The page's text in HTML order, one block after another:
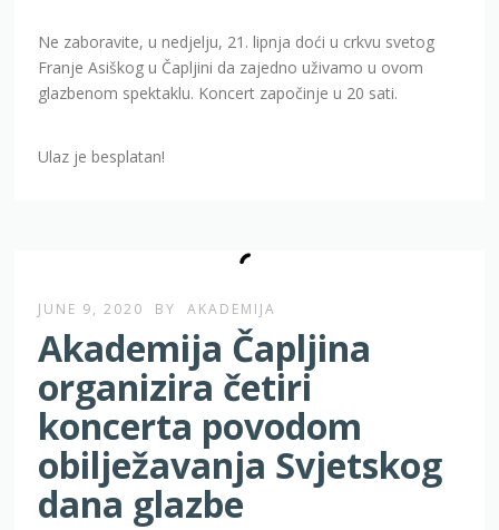
Ne zaboravite, u nedjelju, 21. lipnja doći u crkvu svetog
Franje Asiškog u Čapljini da zajedno uživamo u ovom
glazbenom spektaklu. Koncert započinje u 20 sati.
Ulaz je besplatan!
JUNE 9, 2020 BY AKADEMIJA
Akademija Čapljina
organizira četiri
koncerta povodom
obilježavanja Svjetskog
dana glazbe